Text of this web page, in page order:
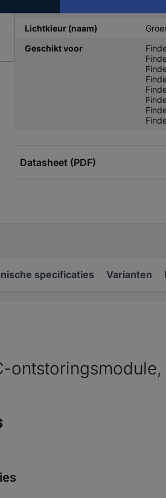
Lichtkleur (naam)
Geschikt voor
Datasheet (PDF)
specificaties Varianten